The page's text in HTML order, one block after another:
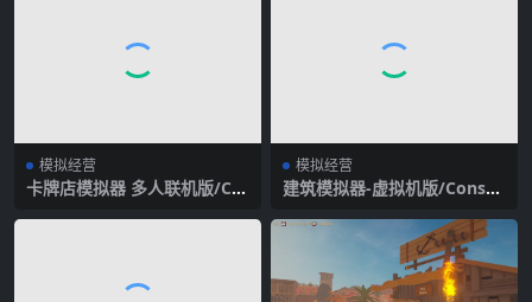
模拟经营
卡牌店模拟器 多人联机版/Car
yer
模拟经营
建筑模拟器-虚拟机版/Constr
OR